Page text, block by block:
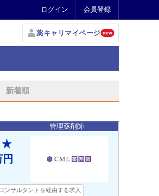
ログイン 会員登録
薬キャリマイページ new
新着順
管理薬剤師
★
コンサルタントを経由する求人